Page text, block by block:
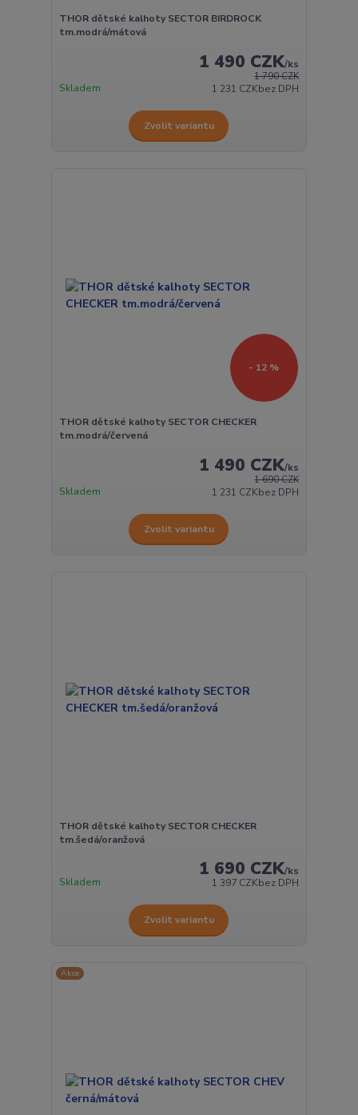
THOR dětské kalhoty SECTOR BIRDROCK
tm.modrá/mátová
1 790 CZK
1 490 CZK/ks
1 231 CZKbez DPH
Skladem
Zvolit variantu
- 12 %
THOR dětské kalhoty SECTOR CHECKER
tm.modrá/červená
1 690 CZK
1 490 CZK/ks
1 231 CZKbez DPH
Skladem
Zvolit variantu
THOR dětské kalhoty SECTOR CHECKER
tm.šedá/oranžová
1 690 CZK/ks
1 397 CZKbez DPH
Skladem
Zvolit variantu
Akce